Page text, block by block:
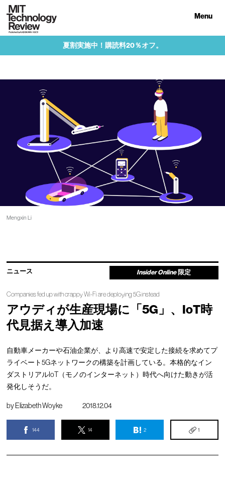
Menu
夏割実施中！購読料20％オフ。
Mengxin Li
ニュース Insider Online 限定
Companies fed up with crappy Wi-Fi are deploying 5G instead
アウディが生産現場に「5G」、IoT時
代見据え導入加速
自動車メーカーや石油企業が、より高速で安定した接続を求めてプ
ライベート5Gネットワークの構築を計画している。本格的なイン
ダストリアルIoT（モノのインターネット）時代へ向けた動きが活
発化しそうだ。
byElizabeth Woyke 2018.12.04
144 14 2 1